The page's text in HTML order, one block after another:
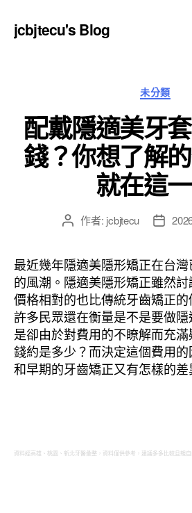
jcbjtecu's Blog
分
類
未分類
配戴隱適美牙
錢？你想了解
就在這
文
者
作者: jcbjtecu
文
佈
日
期
最近幾年隱適美隱形矯正在台
的風潮。隱適美隱形矯正雖然
價格相對的也比傳統牙齒矯正
許多民眾還在衡量是不是要做
是卻由於對費用的不瞭解而充
錢約是多少？而決定這個費用
和早期的牙齒矯正又有怎樣的差
資料經高雄、桃園、新北牙醫彙整，資料僅供參考，建議多多比較且親自